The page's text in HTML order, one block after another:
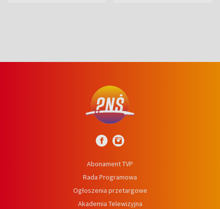
Abonament TVP
Rada Programowa
Ogłoszenia przetargowe
Akademia Telewizyjna